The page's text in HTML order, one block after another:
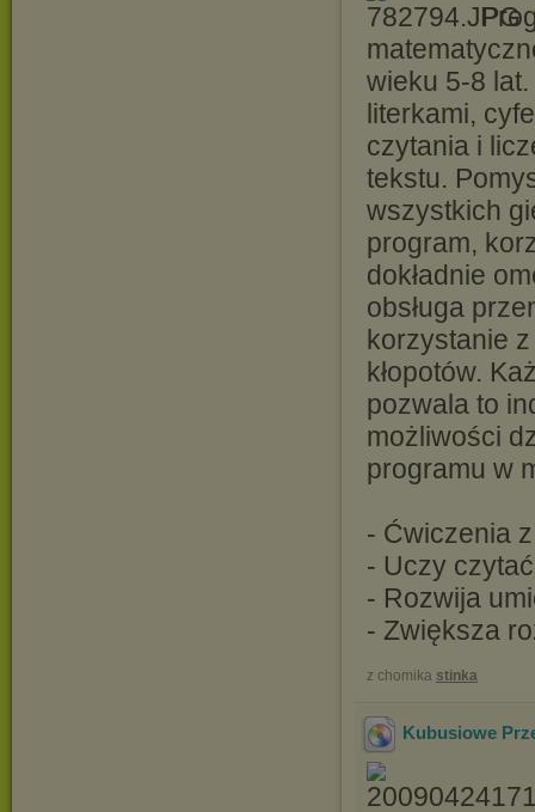
wieku 5-8
literkami,
czytania i
tekstu.
wszystkich
program,
dokładnie
obsługa
korzystanie
kłopotów.
pozwala to
możliwości
programu w
- Ćwiczenia
- Uczy
- Rozwija
- Zwiększa
z chomika stinka
Kubusiowe